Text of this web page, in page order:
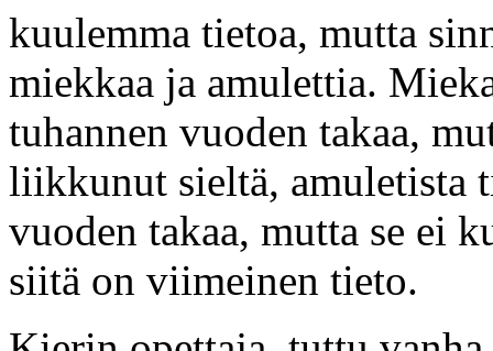
kuulemma tietoa, mutta
miekkaa ja amulettia.
tuhannen vuoden takaa,
liikkunut sieltä, amuletista
vuoden takaa, mutta se ei
siitä on viimeinen tieto.